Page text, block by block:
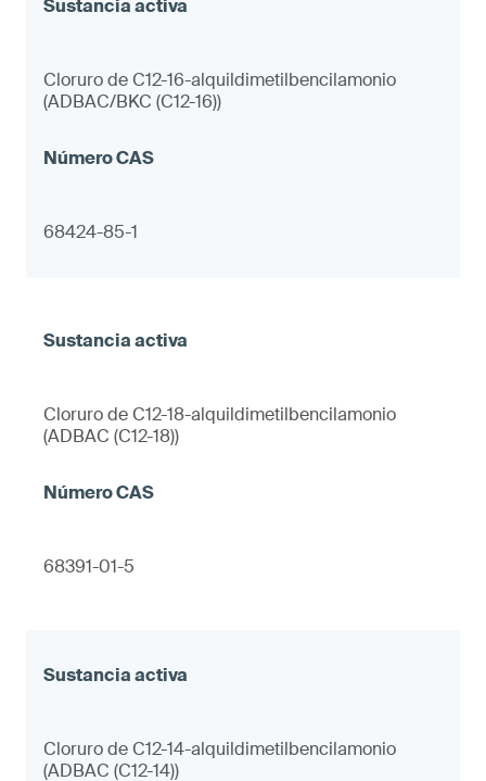
Cloruro de C12-16-alquildimetilbencilamonio
(ADBAC/BKC (C12-16))
68424-85-1
Cloruro de C12-18-alquildimetilbencilamonio
(ADBAC (C12-18))
68391-01-5
Cloruro de C12-14-alquildimetilbencilamonio
(ADBAC (C12-14))